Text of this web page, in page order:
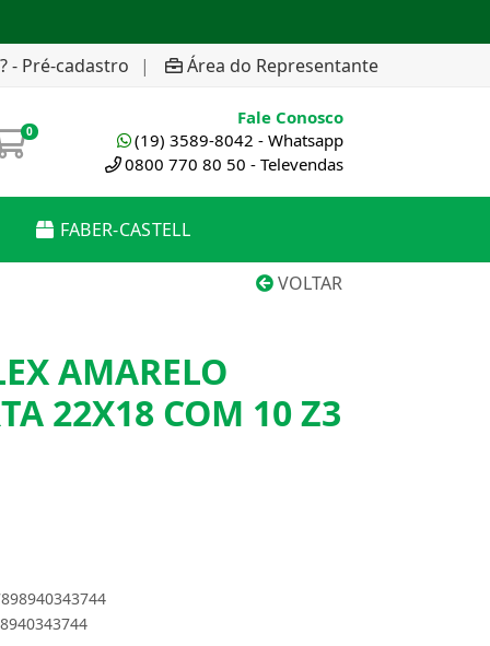
- Pré-cadastro | Área do Representante
0
Fale Conosco
(19) 3589-8042 - Whatsapp
0800 770 80 50 - Televendas
FABER-CASTELL
VOLTAR
AMARELO
22X18 COM 10 Z3